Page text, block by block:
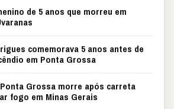
de 5 anos que morreu em
comemorava 5 anos antes de
em Ponta Grossa
Grossa morre após carreta
fogo em Minas Gerais